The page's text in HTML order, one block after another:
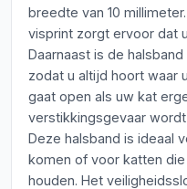
breedte van 10
visprint zorgt ervoor dat
Daarnaast is de
zodat u altijd hoort waar
gaat open als uw kat
verstikkingsgevaar
Deze halsband is ideaal
komen of voor katten
houden. Het